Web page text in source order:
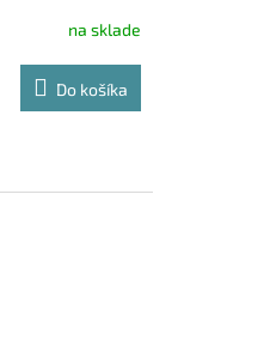
na sklade
Do košíka